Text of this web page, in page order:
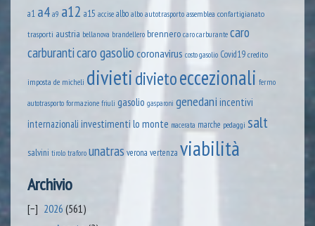
a1 a4 a9 a12 a15 accise albo albo autotrasporto assemblea confartigianato
trasporti austria bellanova brandellero brennero caro carburante caro
carburanticaro gasoliocoronavirus costo gasolio Covid19credito
imposta de micheli divietidivietoeccezionali fermo
autotrasporto formazione friuli gasolio gasparoni genedani incentivi
internazionali investimenti lo monte macerata marche pedaggi salt
salvini tirolo traforo unatras verona vertenza viabilità
Archivio
2026 (561)